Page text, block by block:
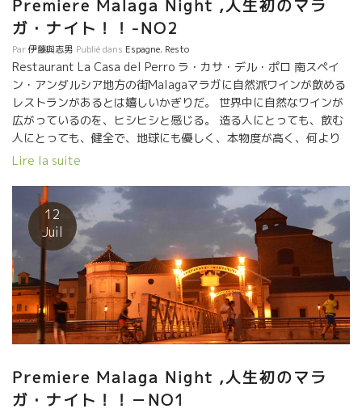
Premiere Malaga Night ,人生初のマラ
ガ・ナイト！！-NO2
Par伊藤與志男 Publié dans Espagne, Resto
Restaurant La Casa del Perro ラ・カサ・デル・ポロ 南スペイ
ン・アンダルシア地方の街Malagaマラガに自然派ワインが飲める
レストランがあるとは嬉しいかぎりだ。 世界中に自然なワインが
広がっているのを、ヒシヒシと感じる。 造る人にとっても、飲む
人にとっても、健全で、地球にも優しく、本物度が高く、何より
美味しくスート体に入っていく。 マラガまできているとは、本当
に微発泡ものが飲みたい。 私はグラナダの酸の利いた白、Kishoは
シードルを注文。 キリット冷えた液体が心地よい。 まずは、乾
杯！！ Kishoが注文したシードルに驚いた！ 何という爽やかな
酸、スカットした美味しさ、ミネラル感がより透明感を演出して
いる。 グレープ・フルーツ系の果実味と口中の感触がまるで軽快
なワインのようだ。 こんなシードルは飲んだことがない。
サーヴィスをしている優しいお姉さんのアナさんに聞くと、グラ
ナダの山の上、標高2000ｍのところで造っているとのこと。 酸が
乗っているはずだ。年間、6000本しか造っていない地元でも貴重
わりした程だ。 アルコール度も低いしグイグイ入ってしまう。 私
が最初に注文したグラナダの微発泡白も南スペインとは思えない
スカットした酸とミネラル感が素晴らしかった。 どんな
Lire la suite
12
Juil
Premiere Malaga Night ,人生初のマラ
ガ・ナイト！！－NO1